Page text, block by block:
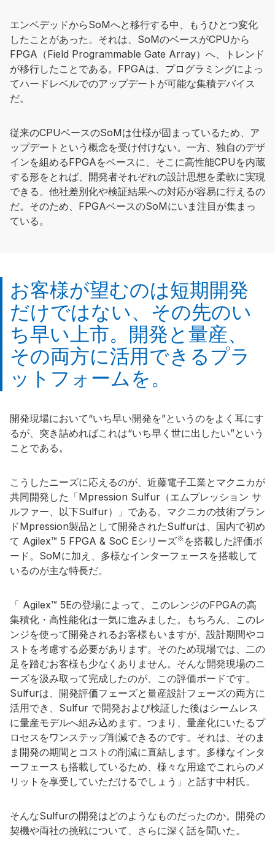
エンベデッドからSoMへと移行する中、もうひとつ変化
したことがあった。それは、SoMのベースがCPUから
FPGA（Field Programmable Gate Array）へ、トレンド
が移行したことである。FPGAは、プログラミングによっ
てハードレベルでのアップデートが可能な集積デバイス
だ。
従来のCPUベースのSoMは仕様が固まっているため、ア
ップデートという概念を受け付けない。一方、独自のデザ
インを組めるFPGAをベースに、そこに高性能CPUを内蔵
する形をとれば、開発者それぞれの設計思想を柔軟に実現
できる。他社差別化や検証結果への対応が容易に行えるの
だ。そのため、FPGAベースのSoMにいま注目が集まっ
ている。
お客様が望むのは短期開発
だけではない、その先のい
ち早い上市。開発と量産、
その両方に活用できるプラ
ットフォームを。
開発現場において“いち早い開発を”というのをよく耳にす
るが、突き詰めればこれは“いち早く世に出したい”という
ことである。
こうしたニーズに応えるのが、近藤電子工業とマクニカが
共同開発した「Mpression Sulfur（エムプレッション サ
ルファー、以下Sulfur）」である。マクニカの技術ブラン
ドMpression製品として開発されたSulfurは、国内で初め
て Agilex™ 5 FPGA & SoC Eシリーズ※ を搭載した評価ボ
ード。SoMに加え、多様なインターフェースを搭載して
いるのが主な特長だ。
「 Agilex™ 5Eの登場によって、このレンジのFPGAの高
集積化・高性能化は一気に進みました。もちろん、このレ
ンジを使って開発されるお客様もいますが、設計期間やコ
ストを考慮する必要があります。そのため現場では、二の
足を踏むお客様も少なくありません。そんな開発現場のニ
ーズを汲み取って完成したのが、この評価ボードです。
Sulfurは、開発評価フェーズと量産設計フェーズの両方に
活用でき、Sulfur で開発および検証した後はシームレス
に量産モデルへ組み込めます。つまり、量産化にいたるプ
ロセスをワンステップ削減できるのです。それは、そのま
ま開発の期間とコストの削減に直結します。多様なインタ
ーフェースも搭載しているため、様々な用途でこれらのメ
リットを享受していただけるでしょう」と話す中村氏。
そんなSulfurの開発はどのようなものだったのか。開発の
契機や両社の挑戦について、さらに深く話を聞いた。